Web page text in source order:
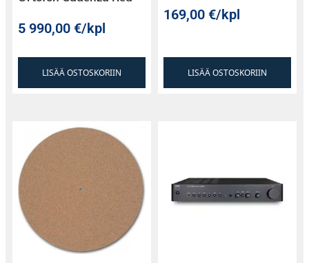
Vetotapa: Suoravetoinen
Kvartsistabiloitu, huippuluokan suoraveto
Ei tärinää ytimettömien induktorien kautta
Kaksoissuojatut roottorimagneetit eliminoivat
5 990,00€/kpl
LISÄÄ OSTOSKORIIN
169,00€/kpl
LISÄÄ OSTOSKORIIN